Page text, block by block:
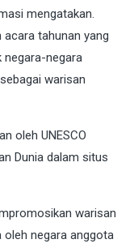
mengatakan.
acara tahunan yang
negara-negara
warisan
oleh UNESCO
Dunia dalam situs
warisan
oleh negara anggota